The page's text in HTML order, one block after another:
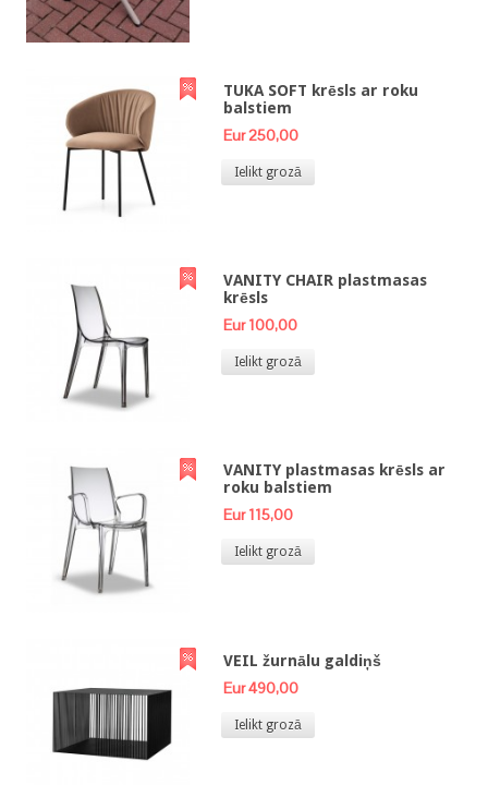
TUKA SOFT krēsls ar roku
balstiem
Eur 250,00
Ielikt grozā
VANITY CHAIR plastmasas
krēsls
Eur 100,00
Ielikt grozā
VANITY plastmasas krēsls ar
roku balstiem
Eur 115,00
Ielikt grozā
VEIL žurnālu galdiņš
Eur 490,00
Ielikt grozā